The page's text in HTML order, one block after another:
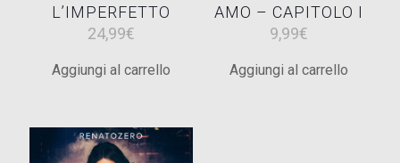
L’IMPERFETTO
24,99€
Aggiungi al carrello
AMO – CAPITOLO I
9,99€
Aggiungi al carrello